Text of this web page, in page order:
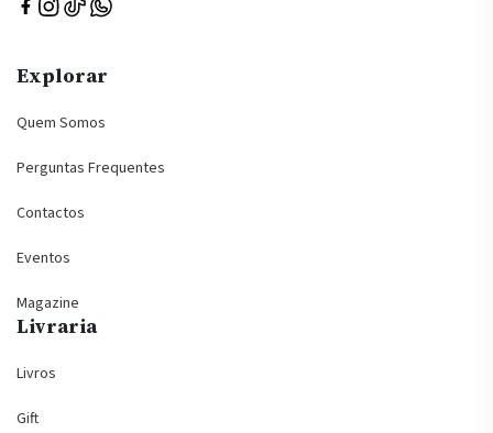
Explorar
Quem Somos
Perguntas Frequentes
Contactos
Eventos
Magazine
Livraria
Livros
Gift